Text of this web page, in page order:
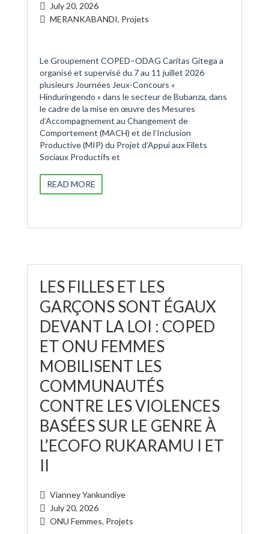
July 20, 2026
MERANKABANDI, Projets
Le Groupement COPED–ODAG Caritas Gitega a
organisé et supervisé du 7 au 11 juillet 2026
plusieurs Journées Jeux-Concours «
Hinduringendo » dans le secteur de Bubanza, dans
le cadre de la mise en œuvre des Mesures
d’Accompagnement au Changement de
Comportement (MACH) et de l’Inclusion
Productive (MIP) du Projet d’Appui aux Filets
Sociaux Productifs et
READ MORE
LES FILLES ET LES
GARÇONS SONT ÉGAUX
DEVANT LA LOI : COPED
ET ONU FEMMES
MOBILISENT LES
COMMUNAUTÉS
CONTRE LES VIOLENCES
BASÉES SUR LE GENRE À
L’ECOFO RUKARAMU I ET
II
Vianney Yankundiye
July 20, 2026
ONU Femmes, Projets